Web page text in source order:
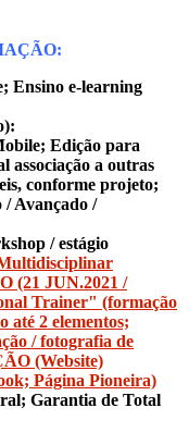
Ensino e-learning
Edição para
associação a outras
conforme projeto;
/ Avançado /
/ estágio
(21 JUN.2021 /
Trainer" (formação
2 elementos;
/ fotografia de
(Website)
Página Pioneira)
Garantia de Total